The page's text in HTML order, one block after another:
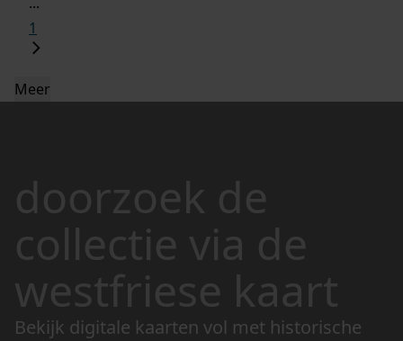
1
Meer
doorzoek de
collectie via de
westfriese kaart
Bekijk digitale kaarten vol met historische